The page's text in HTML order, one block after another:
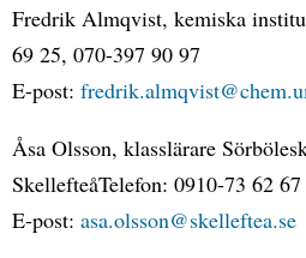
Fredrik Almqvist, kemiska
69 25, 070-397 90 97
E-post:
Åsa Olsson, klasslärare
SkellefteåTelefon: 0910-73 62 67
E-post: asa.olsson@skelleftea.se